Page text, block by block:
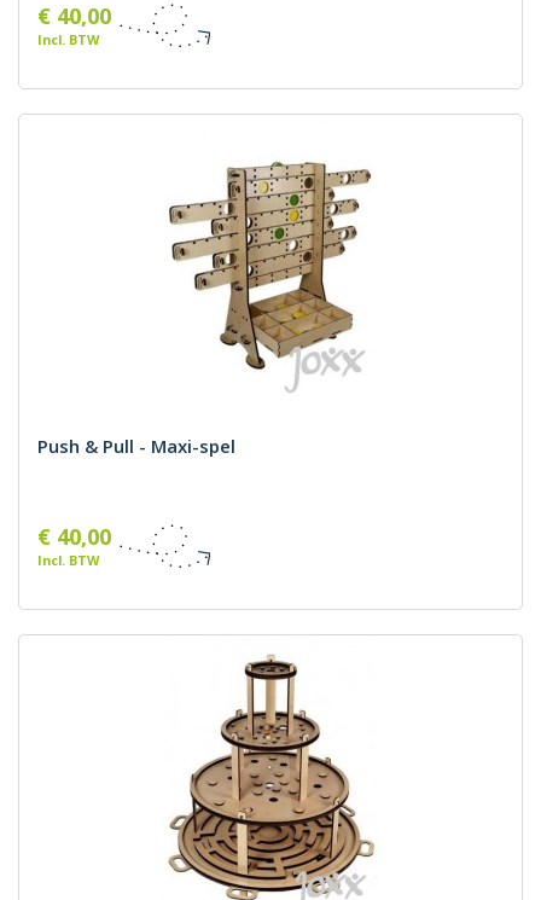
€ 40,00
Incl. BTW
Push & Pull - Maxi-spel
€ 40,00
Incl. BTW